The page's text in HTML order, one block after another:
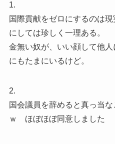
1.
国際貢献をゼロにするのは
にしては珍しく一理ある。
金無い奴が、いい顔して他
にもたまにいるけど。
2.
国会議員を辞めると真っ当
ｗ ほぼほぼ同意しました